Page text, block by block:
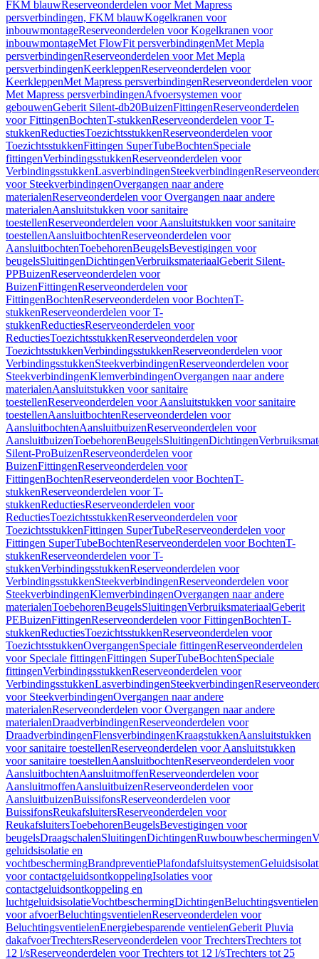
FKM blauwReserveonderdelen voor Met Mapress
persverbindingen, FKM blauwKogelkranen voor
inbouwmontageReserveonderdelen voor Kogelkranen voor
inbouwmontageMet FlowFit persverbindingenMet Mepla
persverbindingenReserveonderdelen voor Met Mepla
persverbindingenKeerkleppenReserveonderdelen voor
KeerkleppenMet Mapress persverbindingenReserveonderdelen voor
Met Mapress persverbindingenAfvoersystemen voor
gebouwenGeberit Silent-db20BuizenFittingenReserveonderdelen
voor FittingenBochtenT-stukkenReserveonderdelen voor T-
stukkenReductiesToezichtsstukkenReserveonderdelen voor
ToezichtsstukkenFittingen SuperTubeBochtenSpeciale
fittingenVerbindingsstukkenReserveonderdelen voor
VerbindingsstukkenLasverbindingenSteekverbindingen
voor SteekverbindingenOvergangen naar andere
materialenReserveonderdelen voor Overgangen naar andere
materialenAansluitstukken voor sanitaire
toestellenReserveonderdelen voor Aansluitstukken voor sanitaire
toestellenAansluitbochtenReserveonderdelen voor
AansluitbochtenToebehorenBeugelsBevestigingen voor
beugelsSluitingenDichtingenVerbruiksmateriaalGeberit Silent-
PPBuizenReserveonderdelen voor
BuizenFittingenReserveonderdelen voor
FittingenBochtenReserveonderdelen voor BochtenT-
stukkenReserveonderdelen voor T-
stukkenReductiesReserveonderdelen voor
ReductiesToezichtsstukkenReserveonderdelen voor
ToezichtsstukkenVerbindingsstukkenReserveonderdelen voor
VerbindingsstukkenSteekverbindingenReserveonderdelen voor
SteekverbindingenKlemverbindingenOvergangen naar andere
materialenAansluitstukken voor sanitaire
toestellenReserveonderdelen voor Aansluitstukken voor sanitaire
toestellenAansluitbochtenReserveonderdelen voor
AansluitbochtenAansluitbuizenReserveonderdelen voor
AansluitbuizenToebehorenBeugelsSluitingenDichtingen
Silent-ProBuizenReserveonderdelen voor
BuizenFittingenReserveonderdelen voor
FittingenBochtenReserveonderdelen voor BochtenT-
stukkenReserveonderdelen voor T-
stukkenReductiesReserveonderdelen voor
ReductiesToezichtsstukkenReserveonderdelen voor
ToezichtsstukkenFittingen SuperTubeReserveonderdelen voor
Fittingen SuperTubeBochtenReserveonderdelen voor BochtenT-
stukkenReserveonderdelen voor T-
stukkenVerbindingsstukkenReserveonderdelen voor
VerbindingsstukkenSteekverbindingenReserveonderdelen voor
SteekverbindingenKlemverbindingenOvergangen naar andere
materialenToebehorenBeugelsSluitingenVerbruiksmateriaalGeberit
PEBuizenFittingenReserveonderdelen voor FittingenBochtenT-
stukkenReductiesToezichtsstukkenReserveonderdelen voor
ToezichtsstukkenOvergangenSpeciale fittingenReserveonderdelen
voor Speciale fittingenFittingen SuperTubeBochtenSpeciale
fittingenVerbindingsstukkenReserveonderdelen voor
VerbindingsstukkenLasverbindingenSteekverbindingen
voor SteekverbindingenOvergangen naar andere
materialenReserveonderdelen voor Overgangen naar andere
materialenDraadverbindingenReserveonderdelen voor
DraadverbindingenFlensverbindingenKraagstukkenAansluitstukken
voor sanitaire toestellenReserveonderdelen voor Aansluitstukken
voor sanitaire toestellenAansluitbochtenReserveonderdelen voor
AansluitbochtenAansluitmoffenReserveonderdelen voor
AansluitmoffenAansluitbuizenReserveonderdelen voor
AansluitbuizenBuissifonsReserveonderdelen voor
BuissifonsReukafsluitersReserveonderdelen voor
ReukafsluitersToebehorenBeugelsBevestigingen voor
beugelsDraagschalenSluitingenDichtingenRuwbouwbeschermingen
geluidsisolatie en
vochtbeschermingBrandpreventiePlafondafsluitsystemen
voor contactgeluidsontkoppelingIsolaties voor
contactgeluidsontkoppeling en
luchtgeluidsisolatieVochtbeschermingDichtingenBeluchtingsventielen
voor afvoerBeluchtingsventielenReserveonderdelen voor
BeluchtingsventielenEnergiebesparende ventielenGeberit Pluvia
dakafvoerTrechtersReserveonderdelen voor TrechtersTrechters tot
12 l/sReserveonderdelen voor Trechters tot 12 l/sTrechters tot 25